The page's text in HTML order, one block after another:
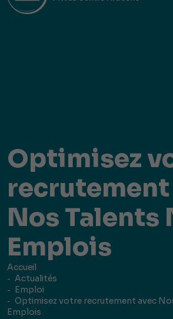
Optimisez
recrutement
Nos Talents
Emplois
Accueil
Actualités
Emploi
Optimisez votre recrutement avec
Emplois